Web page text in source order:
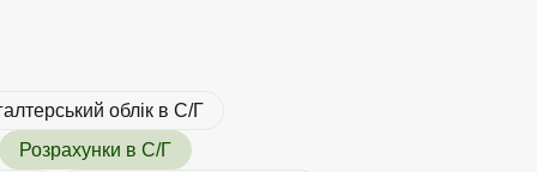
облік в С/Г
Розрахунки в С/Г